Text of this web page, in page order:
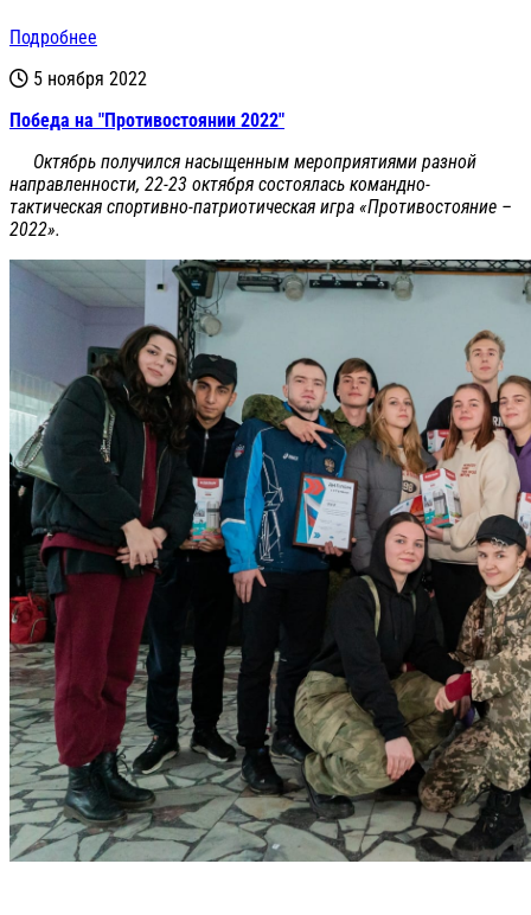
Подробнее
5 ноября 2022
Победа на "Противостоянии 2022"
Октябрь получился насыщенным мероприятиями разной
направленности, 22-23 октября состоялась командно-
тактическая спортивно-патриотическая игра «Противостояние –
2022».